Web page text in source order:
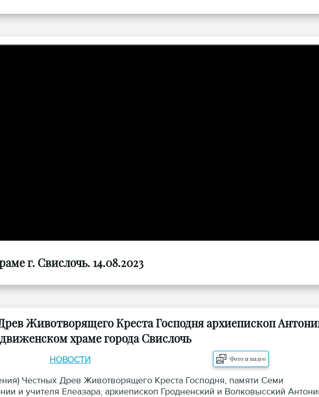
г. Свислочь. 14.08.2023
Животворящего Креста Господня архиепископ
храме города Свислочь
НОВОСТИ Фото и видео
Честных Древ Животворящего Креста Господня, памяти Семи
и учителя Елеазара, архиепископ Гродненский и Волковысский